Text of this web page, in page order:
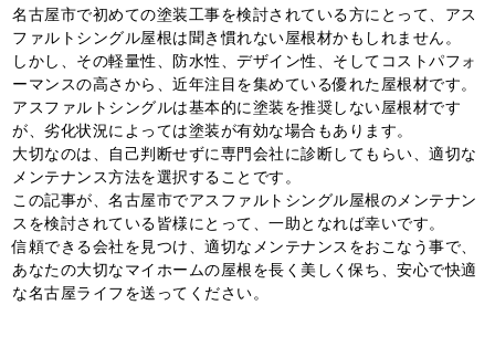
名古屋市で初めての塗装工事を検討されている方にとって、アス
ファルトシングル屋根は聞き慣れない屋根材かもしれません。
しかし、その軽量性、防水性、デザイン性、そしてコストパフォ
ーマンスの高さから、近年注目を集めている優れた屋根材です。
アスファルトシングルは基本的に塗装を推奨しない屋根材です
が、劣化状況によっては塗装が有効な場合もあります。
大切なのは、自己判断せずに専門会社に診断してもらい、適切な
メンテナンス方法を選択することです。
この記事が、名古屋市でアスファルトシングル屋根のメンテナン
スを検討されている皆様にとって、一助となれば幸いです。
信頼できる会社を見つけ、適切なメンテナンスをおこなう事で、
あなたの大切なマイホームの屋根を長く美しく保ち、安心で快適
な名古屋ライフを送ってください。